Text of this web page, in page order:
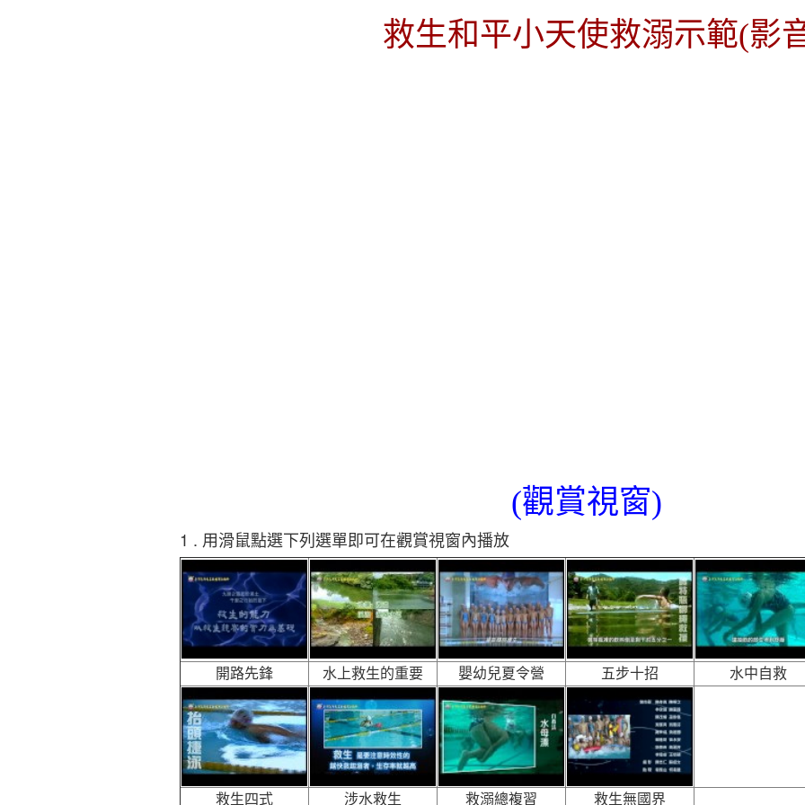
救生和平小天使救溺示範(影
(觀賞視窗)
1 . 用滑鼠點選下列選單即可在觀賞視窗內播放
開路先鋒 水上救生的重要 嬰幼兒夏令營 五步十招 水中自救
救生四式 涉水救生 救溺總複習 救生無國界